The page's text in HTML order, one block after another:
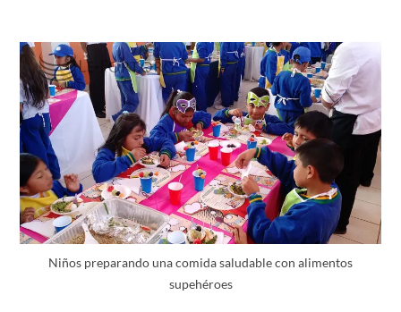
Niños preparando una comida saludable con alimentos
supehéroes